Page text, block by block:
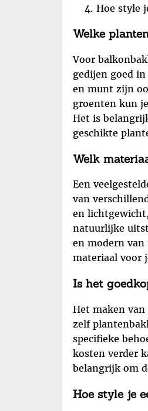
Hoe style
Welke
Voor
gedijen goed
en munt zijn
groenten kun
Het is
geschikte
Welk
Een
van
en
natuurlijke
en modern
materiaal voor
Is het
Het maken
zelf
specifieke
kosten verder
belangrijk om
Hoe style je